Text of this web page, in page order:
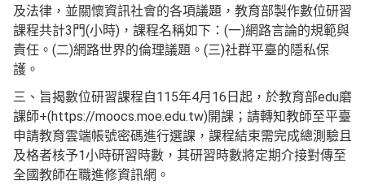
及法律，並關懷資訊社會的各項議題，教育部製作數位研習
課程共計3門(小時)，課程名稱如下：(一)網路言論的規範與
責任。(二)網路世界的倫理議題。(三)社群平臺的隱私保
護。
三、旨揭數位研習課程自115年4月16日起，於教育部edu磨
課師+(https://moocs.moe.edu.tw)開課；請轉知教師至平臺
申請教育雲端帳號密碼進行選課，課程結束需完成總測驗且
及格者核予1小時研習時數，其研習時數將定期介接對傳至
全國教師在職進修資訊網。